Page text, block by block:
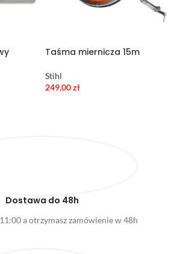
Taśma miernicza 15m
Stihl
249,00zł
Dostawa do 48h
a otrzymasz zamówienie w 48h